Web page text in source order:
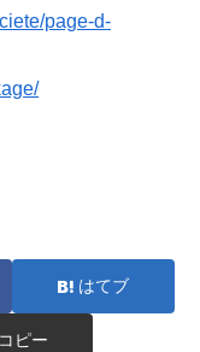
page-d-
はてブ
コピー